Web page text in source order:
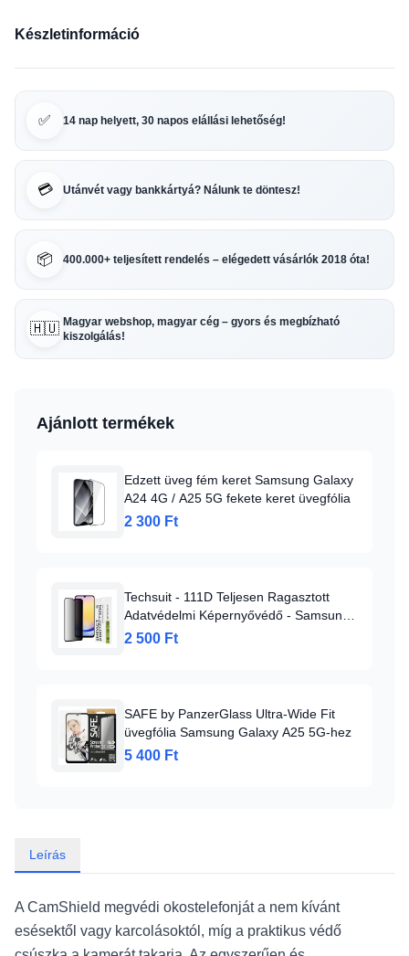
Készletinformáció
✅ 14 nap helyett, 30 napos elállási lehetőség!
💳 Utánvét vagy bankkártyá? Nálunk te döntesz!
📦 400.000+ teljesített rendelés – elégedett vásárlók 2018 óta!
🇭🇺 Magyar webshop, magyar cég – gyors és megbízható
kiszolgálás!
Ajánlott termékek
Edzett üveg fém keret Samsung Galaxy
A24 4G / A25 5G fekete keret üvegfólia
2 300 Ft
Techsuit - 111D Teljesen Ragasztott
Adatvédelmi Képernyővédő - Samsung
Galaxy A25 5G - Fekete üvegfólia
2 500 Ft
SAFE by PanzerGlass Ultra-Wide Fit
üvegfólia Samsung Galaxy A25 5G-hez
5 400 Ft
Leírás
A CamShield megvédi okostelefonját a nem kívánt
esésektől vagy karcolásoktól, míg a praktikus védő